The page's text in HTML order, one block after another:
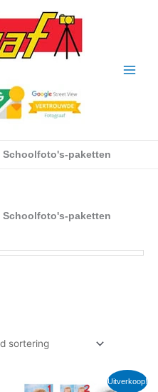
Schoolfoto's-paketten
Schoolfoto's-paketten
Uitverkoop!